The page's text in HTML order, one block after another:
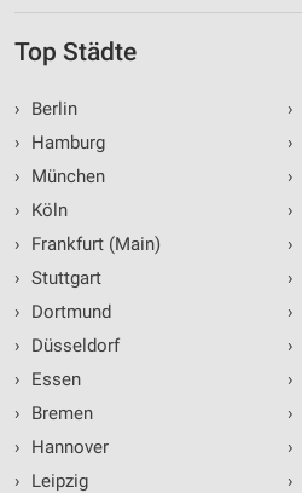
Top Städte
›
Berlin
›
Hamburg
›
München
›
Köln
›
Frankfurt (Main)
› Stuttgart
›
Dortmund
›
Düsseldorf
›
Essen
›
Bremen
›
Hannover
›
Leipzig
›
›
›
›
›
›
›
›
›
›
›
›